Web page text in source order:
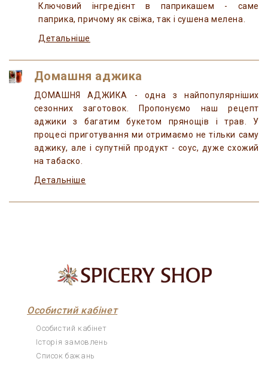
Ключовий інгредієнт в паприкашем - саме
паприка, причому як свіжа, так і сушена мелена.
Детальніше
Домашня аджика
ДОМАШНЯ АДЖИКА - одна з найпопулярніших
сезонних заготовок. Пропонуємо наш рецепт
аджики з багатим букетом прянощів і трав. У
процесі приготування ми отримаємо не тільки саму
аджику, але і супутній продукт - соус, дуже схожий
на табаско.
Детальніше
Особистий кабінет
Особистий кабінет
Історія замовлень
Список бажань